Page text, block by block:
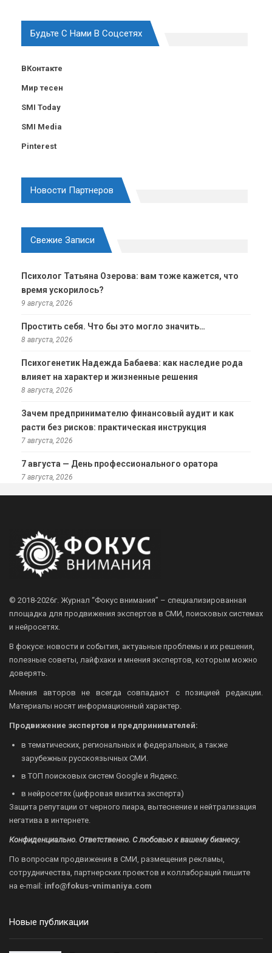
Будьте С Нами В Соцсетях
ВКонтакте
Мир тесен
SMI Today
SMI Media
Pinterest
Новости Партнеров
Свежие Записи
Психолог Татьяна Озерова: вам тоже кажется, что
время ускорилось?
9 августа, 2026
Простить себя. Что бы это могло значить…
8 августа, 2026
Психогенетик Надежда Бабаева: как наследие рода
влияет на характер и жизненные решения
8 августа, 2026
Зачем предпринимателю финансовый аудит и как
расти без рисков: практическая инструкция
7 августа, 2026
7 августа — День профессионального оратора
7 августа, 2026
© 2018-2026г. Журнал “Фокус внимания” – специализированная
площадка для продвижения экспертов в СМИ, поисковых системах
и нейросетях.
В фокусе: новости и события, актуаьные проблемы и их решения,
полезные советы, лайфхаки и мнения экспертов, которым можно
доверять.
Мнения авторов не всегда совпадают с позицией редакции.
Материалы носят информационный характер.
Продвижение экспертов и предпринимателей:
в тематических, региональных и федеральных, а также
зарубежных русскоязычных СМИ.
в ТОП поисковых систем Google и Яндекс.
в нейросетях (цифровая визитка эксперта)
Защита репутации от черного пиара, вытеснение и нейтрализация
негатива в интернете.
Конфиденциально. Ответственно. С любовью к вашему бизнесу.
По вопросам продвижения в СМИ, размещения рекламы,
сотрудничества, партнерских проектов и коллабораций пишите
на e-mail: info@fokus-vnimaniya.com
Новые публикации